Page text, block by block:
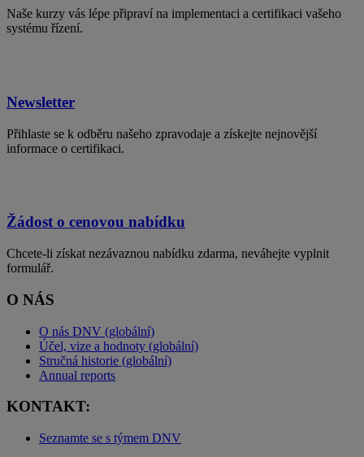
Naše kurzy vás lépe připraví na implementaci a certifikaci vašeho
systému řízení.
Newsletter
Přihlaste se k odběru našeho zpravodaje a získejte nejnovější
informace o certifikaci.
Žádost o cenovou nabídku
Chcete-li získat nezávaznou nabídku zdarma, neváhejte vyplnit
formulář.
O NÁS
O nás DNV (globální)
Účel, vize a hodnoty (globální)
Stručná historie (globální)
Annual reports
KONTAKT:
Seznamte se s týmem DNV